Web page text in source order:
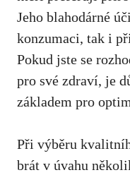
Jeho blahodárné
konzumaci, tak i
Pokud jste se
‌pro své zdraví, je
základem pro
Při výběru
brát ⁢v úvahu